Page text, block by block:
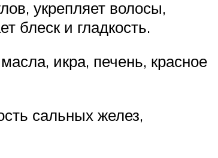
укрепляет волосы,
блеск и гладкость.
икра, печень, красное
сальных желез,